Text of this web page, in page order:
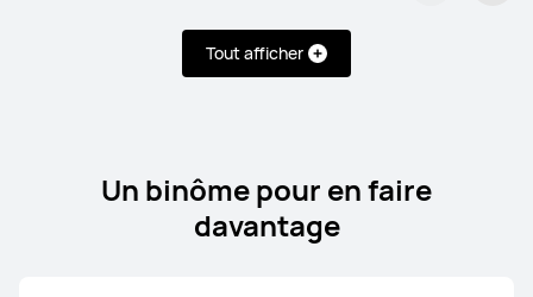
Tout afficher
11 pouces
HUAWEI MatePad SE Kids Edition
Un binôme pour en faire
davantage